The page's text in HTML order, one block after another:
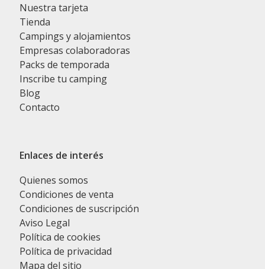
Nuestra tarjeta
Tienda
Campings y alojamientos
Empresas colaboradoras
Packs de temporada
Inscribe tu camping
Blog
Contacto
Enlaces de interés
Quienes somos
Condiciones de venta
Condiciones de suscripción
Aviso Legal
Política de cookies
Política de privacidad
Mapa del sitio